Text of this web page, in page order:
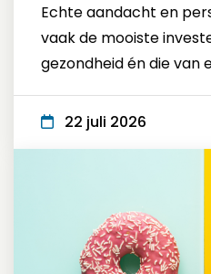
Echte aandacht en
vaak de mooiste
gezondheid én die van
22 juli 2026